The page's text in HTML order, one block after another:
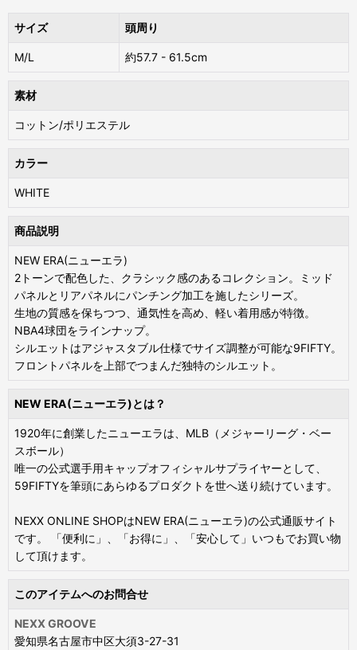
サイズ 頭周り
M/L 約57.7 - 61.5cm
素材
コットン/ポリエステル
カラー
WHITE
商品説明
NEW ERA(ニューエラ)
2トーンで配色した、クラシック感のあるコレクション。ミッド
パネルとリアパネルにパンチング加工を施したシリーズ。
生地の質感を保ちつつ、通気性を高め、軽い着用感が特徴。
NBA4球団をラインナップ。
シルエットはアジャスタブル仕様でサイズ調整が可能な9FIFTY。
フロントパネルを上部でつまんだ独特のシルエット。
NEW ERA(ニューエラ)とは？
1920年に創業したニューエラは、MLB（メジャーリーグ・ベー
スボール）
唯一の公式選手用キャップオフィシャルサプライヤーとして、
59FIFTYを筆頭にあらゆるプロダクトを世へ送り続けています。
NEXX ONLINE SHOPはNEW ERA(ニューエラ)の公式通販サイト
です。 「便利に」、「お得に」、「安心して」いつもでお買い物
して頂けます。
このアイテムへのお問合せ
NEXX GROOVE
愛知県名古屋市中区大須3-27-31